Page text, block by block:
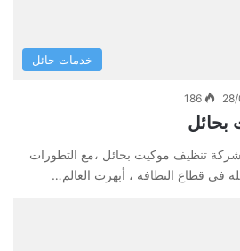
خدمات حائل
186
تنظيف موكيت بحائل ،مع التطورات
فى قطاع النظافة ، أبهرت العالم…